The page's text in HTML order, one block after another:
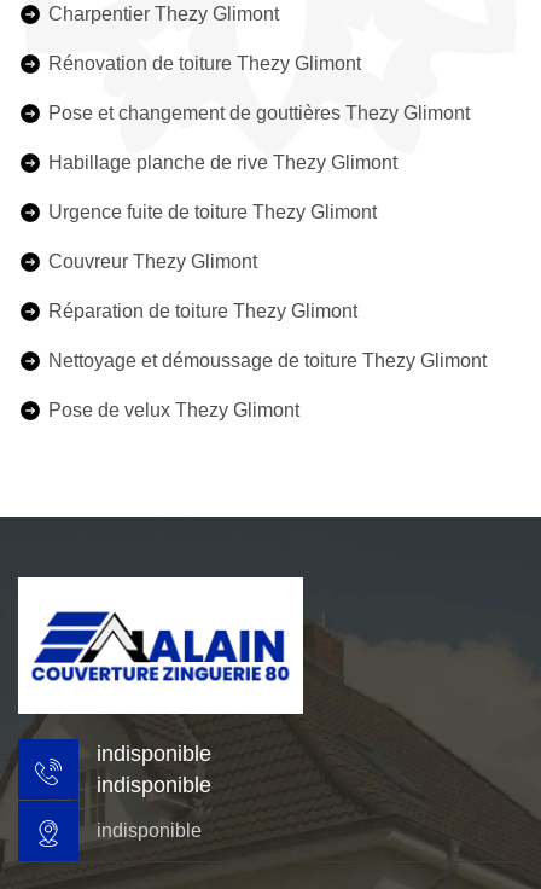
Charpentier Thezy Glimont
Rénovation de toiture Thezy Glimont
Pose et changement de gouttières Thezy Glimont
Habillage planche de rive Thezy Glimont
Urgence fuite de toiture Thezy Glimont
Couvreur Thezy Glimont
Réparation de toiture Thezy Glimont
Nettoyage et démoussage de toiture Thezy Glimont
Pose de velux Thezy Glimont
indisponible
indisponible
indisponible